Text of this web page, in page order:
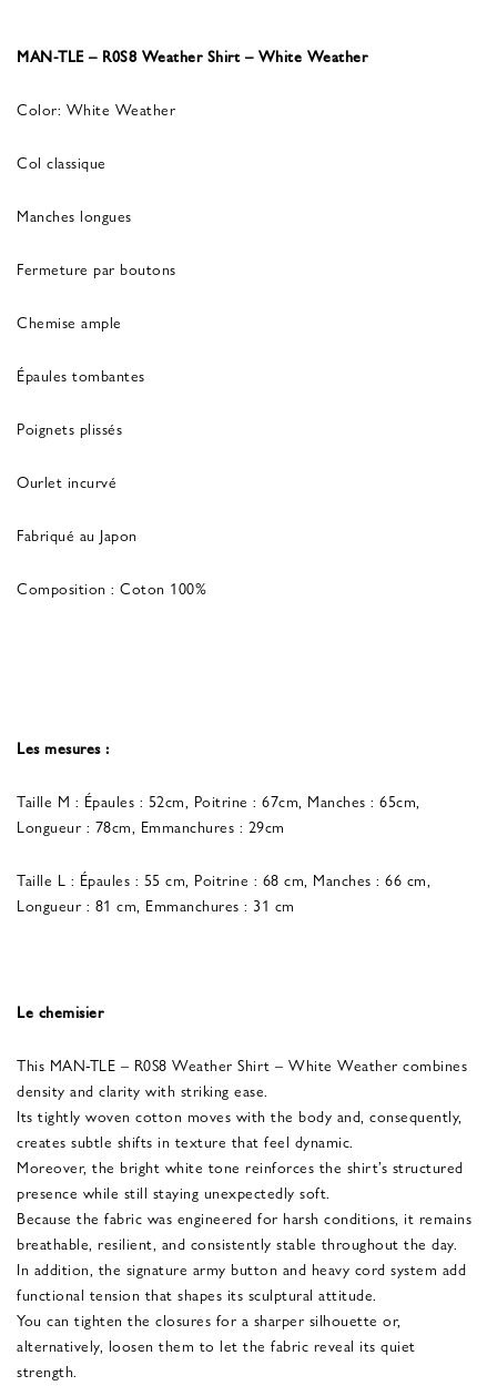
MAN-TLE – R0S8 Weather Shirt – White Weather
Color: White Weather
Col classique
Manches longues
Fermeture par boutons
Chemise ample
Épaules tombantes
Poignets plissés
Ourlet incurvé
Fabriqué au Japon
Composition : Coton 100%
Les mesures :
Taille M : Épaules : 52cm, Poitrine : 67cm, Manches : 65cm,
Longueur : 78cm, Emmanchures : 29cm
Taille L : Épaules : 55 cm, Poitrine : 68 cm, Manches : 66 cm,
Longueur : 81 cm, Emmanchures : 31 cm
Le chemisier
This MAN-TLE – R0S8 Weather Shirt – White Weather combines
density and clarity with striking ease.
Its tightly woven cotton moves with the body and, consequently,
creates subtle shifts in texture that feel dynamic.
Moreover, the bright white tone reinforces the shirt’s structured
presence while still staying unexpectedly soft.
Because the fabric was engineered for harsh conditions, it remains
breathable, resilient, and consistently stable throughout the day.
In addition, the signature army button and heavy cord system add
functional tension that shapes its sculptural attitude.
You can tighten the closures for a sharper silhouette or,
alternatively, loosen them to let the fabric reveal its quiet
strength.